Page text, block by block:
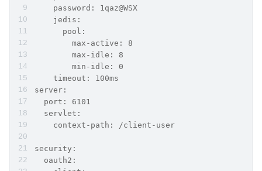
    password: 1qaz@WSX
    jedis:
      pool:
        max-active: 8
        max-idle: 8
        min-idle: 0
    timeout: 100ms
server:
  port: 6101
  servlet:
    context-path: /client-user
security:
  oauth2: